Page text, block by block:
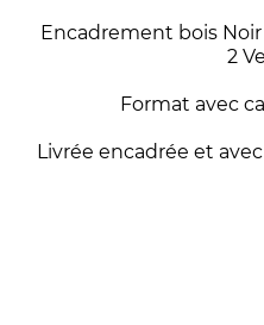
Encadrement bois
2
Format avec
Livrée encadrée et